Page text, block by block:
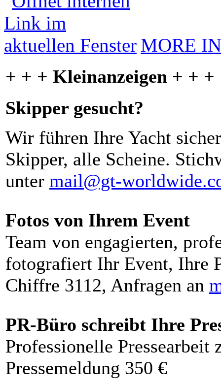
MORE
+ + + Kleinanzeigen + + +
Skipper gesucht?
Wir führen Ihre Yacht
Skipper, alle Scheine.
unter mail@gt-
Fotos von Ihrem Event
Team von engagierten,
fotografiert Ihr Event, Ihre
Chiffre 3112, Anfragen an
PR-Büro schreibt Ihre
Professionelle Pressearbeit
Pressemeldung 350 €